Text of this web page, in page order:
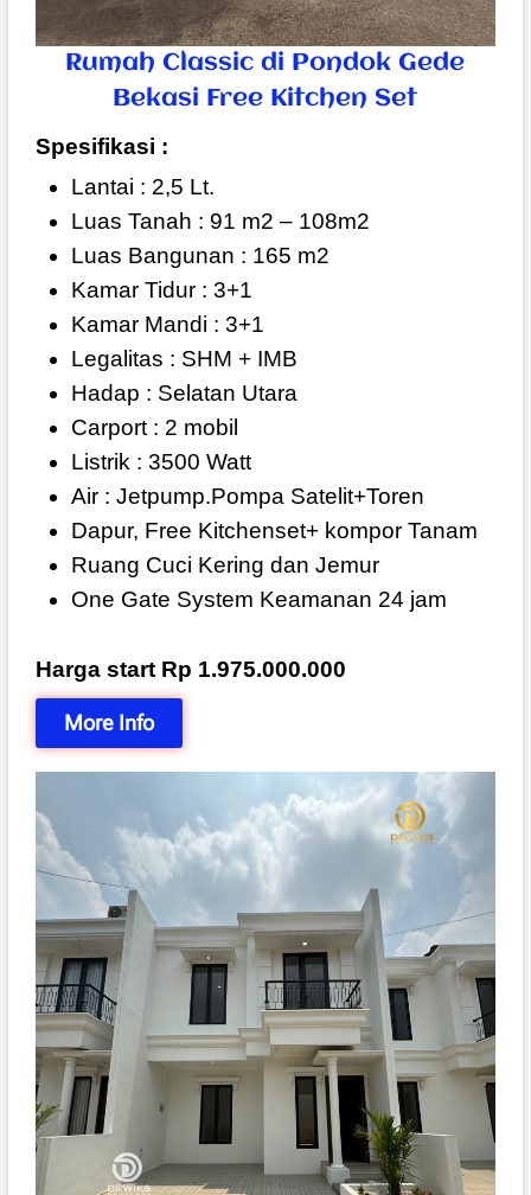
Rumah Classic di Pondok Gede
Bekasi Free Kitchen Set
Spesifikasi :
Lantai : 2,5 Lt.
Luas Tanah : 91 m2 – 108m2
Luas Bangunan : 165 m2
Kamar Tidur : 3+1
Kamar Mandi : 3+1
Legalitas : SHM + IMB
Hadap : Selatan Utara
Carport : 2 mobil
Listrik : 3500 Watt
Air : Jetpump.Pompa Satelit+Toren
Dapur, Free Kitchenset+ kompor Tanam
Ruang Cuci Kering dan Jemur
One Gate System Keamanan 24 jam
Harga start Rp 1.975.000.000
More Info